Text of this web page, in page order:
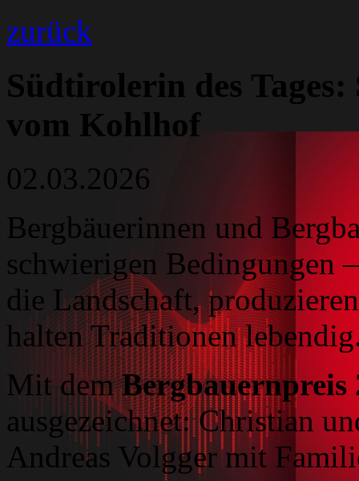
zurück
Südtirolerin des
vom Kohlhof
02.03.2026
Bergbäuerinnen und
schwierigen Bedingungen
die Landschaft,
halten Traditionen
Mit demBergbauernpreis
ausgezeichnet: Christian
Andreas Volgger mit